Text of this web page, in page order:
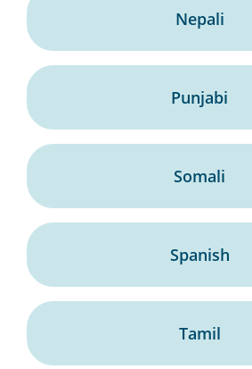
Nepali
Punjabi
Somali
Spanish
Tamil